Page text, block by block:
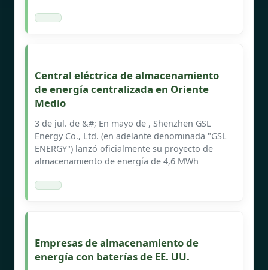
Central eléctrica de almacenamiento
de energía centralizada en Oriente
Medio
3 de jul. de &#; En mayo de , Shenzhen GSL
Energy Co., Ltd. (en adelante denominada "GSL
ENERGY") lanzó oficialmente su proyecto de
almacenamiento de energía de 4,6 MWh
Empresas de almacenamiento de
energía con baterías de EE. UU.